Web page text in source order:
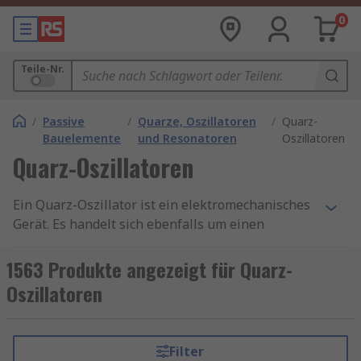
0
Teile-Nr.
/ Passive
Bauelemente
/ Quarze, Oszillatoren
und Resonatoren
/ Quarz-
Oszillatoren
Quarz-Oszillatoren
Ein Quarz-Oszillator ist ein elektromechanisches
Gerät. Es handelt sich ebenfalls um einen
Hauptzweck eines Oszillators besteht darin,
einen Quarzkristall als Frequenz einzusetzen.
Quarz-Oszillatoren nutzen die mechanische
einem piezoelektrischen Material besteht. Dieser
1563 Produkte angezeigt für Quarz-
Oszillatoren
Filter